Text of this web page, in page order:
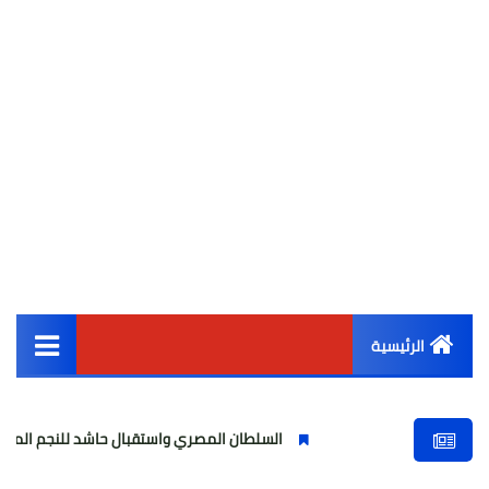
الرئيسية
أخبار مصر
السلطان المصري واستقبال حاشد للنجم المصري